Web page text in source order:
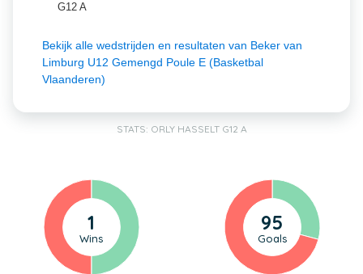
G12 A
Bekijk alle wedstrijden en resultaten van Beker van
Limburg U12 Gemengd Poule E (Basketbal
Vlaanderen)
STATS: ORLY HASSELT G12 A
1
Wins
95
Goals